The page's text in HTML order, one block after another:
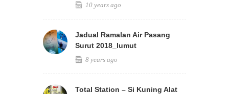
10 years ago
Jadual Ramalan Air Pasang
Surut 2018_lumut
8 years ago
Total Station – Si Kuning Alat